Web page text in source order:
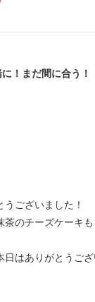
！まだ間に合う！
ございました！
のチーズケーキ
はありがとうご